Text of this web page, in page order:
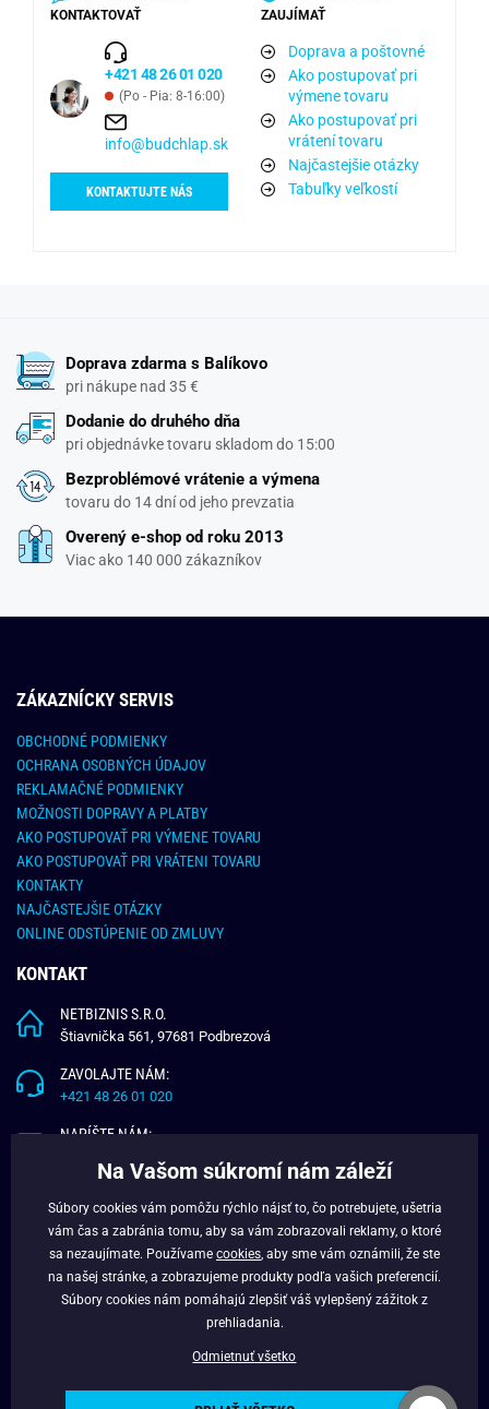
KONTAKTOVAŤ
+421 48 26 01 020
(Po - Pia: 8-16:00)
info@budchlap.sk
KONTAKTUJTE NÁS
ZAUJÍMAŤ
Doprava a poštovné
Ako postupovať pri
výmene tovaru
Ako postupovať pri
vrátení tovaru
Najčastejšie otázky
Tabuľky veľkostí
Doprava zdarma s Balíkovo
pri nákupe nad 35 €
Dodanie do druhého dňa
pri objednávke tovaru skladom do 15:00
Bezproblémové vrátenie a výmena
tovaru do 14 dní od jeho prevzatia
Overený e-shop od roku 2013
Viac ako 140 000 zákazníkov
ZÁKAZNÍCKY SERVIS
OBCHODNÉ PODMIENKY
OCHRANA OSOBNÝCH ÚDAJOV
REKLAMAČNÉ PODMIENKY
MOŽNOSTI DOPRAVY A PLATBY
AKO POSTUPOVAŤ PRI VÝMENE TOVARU
AKO POSTUPOVAŤ PRI VRÁTENI TOVARU
KONTAKTY
NAJČASTEJŠIE OTÁZKY
ONLINE ODSTÚPENIE OD ZMLUVY
KONTAKT
NETBIZNIS S.R.O.
Štiavnička 561, 97681 Podbrezová
ZAVOLAJTE NÁM:
+421 48 26 01 020
NAPÍŠTE NÁM:
O NÁS
VERNOSTNÝ PROGRAM
BLOG
Na Vašom súkromí nám záleží
Súbory cookies vám pomôžu rýchlo nájsť to, čo potrebujete, ušetria
vám čas a zabránia tomu, aby sa vám zobrazovali reklamy, o ktoré
sa nezaujímate. Používame cookies , aby sme vám oznámili, že ste
na našej stránke, a zobrazujeme produkty podľa vašich preferencií.
Súbory cookies nám pomáhajú zlepšiť váš vylepšený zážitok z
prehliadania.
Odmietnuť všetko